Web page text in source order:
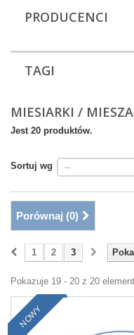
PRODUCENCI
TAGI
MIESIARKI /
Jest 20 produktów.
Sortuj wg
Porównaj (0)
1 2 3
Pokazuje 19 - 20 z 20
NOWY